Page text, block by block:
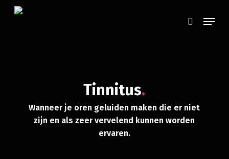
Skip
Zoeken
Menu
Tinnitus.
Wanneer je oren geluiden maken die er niet
zijn en als zeer vervelend kunnen worden
ervaren.